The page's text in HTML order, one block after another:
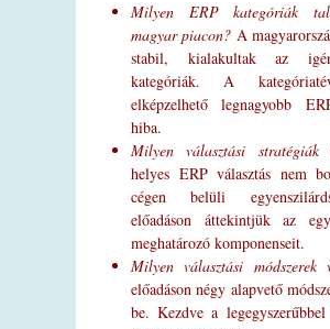
Milyen ERP kategóriák
magyar piacon? A
stabil, kialakultak az
kategóriák. A
elképzelhető legnagyobb
hiba.
Milyen választási stratégiák
helyes ERP választás nem
cégen belüli
előadáson áttekintjük az
meghatározó komponenseit.
Milyen választási módszerek
előadáson négy alapvető
be. Kezdve a